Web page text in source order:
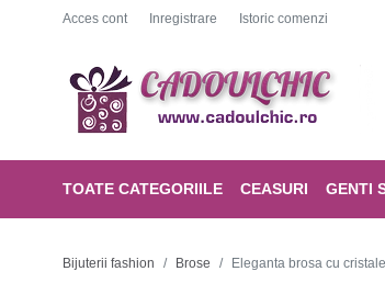
Acces cont Inregistrare Istoric comenzi
TOATE CATEGORIILE CEASURI GENTI
Bijuterii fashion Brose Eleganta brosa cu